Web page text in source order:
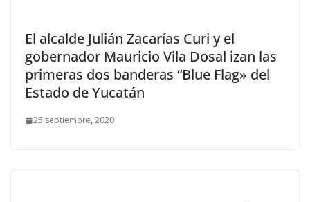
El alcalde Julián Zacarías Curi y el
gobernador Mauricio Vila Dosal izan las
primeras dos banderas “Blue Flag» del
Estado de Yucatán
25 septiembre, 2020